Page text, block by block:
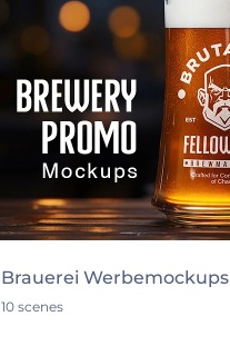
Brauerei Werbemockups
10 scenes